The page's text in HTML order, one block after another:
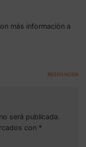
más información a
RESPONDER
será publicada.
con *